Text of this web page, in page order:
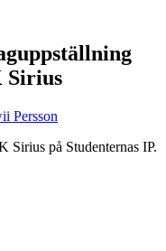
Sirius
Persson
Sirius på Studenternas IP.